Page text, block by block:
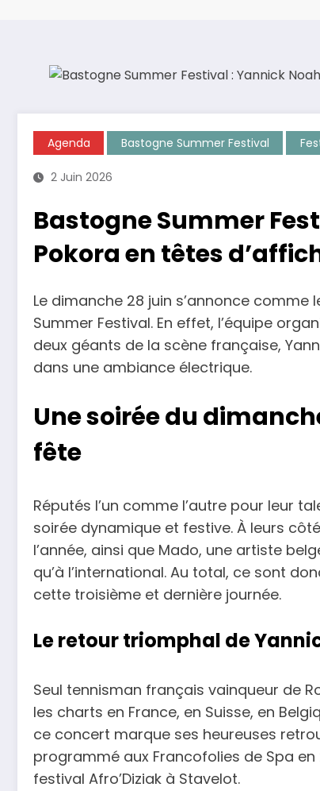
Agenda Bastogne Summer Festival
2 Juin 2026
Bastogne Summer
Pokora en têtes
Le dimanche 28 juin s’annonce
Summer Festival. En effet, l’équipe
deux géants de la scène française,
dans une ambiance électrique.
Une soirée du
fête
Réputés l’un comme l’autre pour leur
soirée dynamique et festive. À leurs
l’année, ainsi que Mado, une artiste
qu’à l’international. Au total, ce sont
cette troisième et dernière journée.
Le retour triomphal de
Seul tennisman français vainqueur de
les charts en France, en Suisse, en
ce concert marque ses heureuses
programmé aux Francofolies de Spa
festival Afro’Diziak à Stavelot.